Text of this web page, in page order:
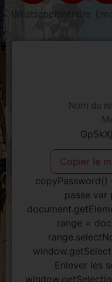
Whatsapp Itinéraire
Nom du
Copier le
passe var
range =
Enlever les